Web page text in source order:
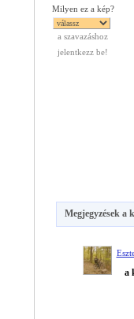
Milyen ez a kép?
a szavazáshoz
jelentkezz be!
Megjegyzések a
a